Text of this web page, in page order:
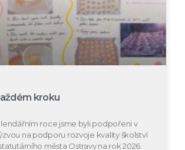
kroku
roce jsme byli podpořeni v
na podporu rozvoje kvality školství
města Ostravy na rok 2026.